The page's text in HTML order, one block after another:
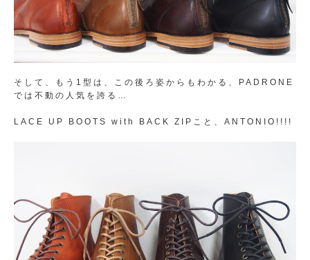
そして、もう1型は、この後ろ姿からもわかる、PADRONE
では不動の人気を誇る…
LACE UP BOOTS with BACK ZIPこと、ANTONIO!!!!